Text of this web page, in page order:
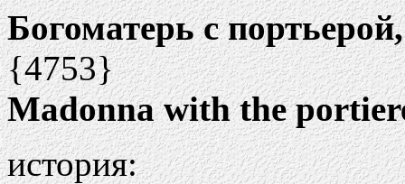
Богоматерь с
{4753}
Madonna with the
история: